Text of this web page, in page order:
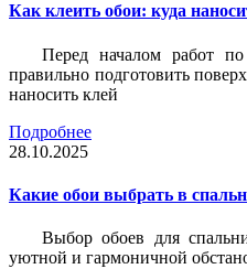
Как клеить обои: куда
Перед началом работ
правильно подготовить
наносить клей
Подробнее
28.10.2025
Какие обои выбрать в
Выбор обоев для
уютной и гармоничной